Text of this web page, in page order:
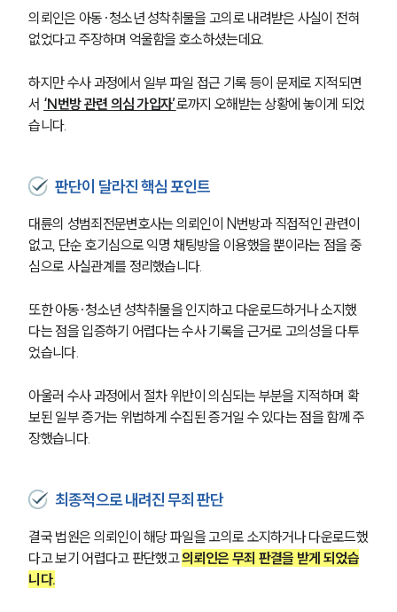
성범죄전문변호사
소식/자료
법률서식
세미나
대륜법률상담예약
대륜법률상담예약
의뢰인은 아동·청소년 성착취물을 고의로 내려받은 사실이 전혀
없었다고 주장하며 억울함을 호소하셨는데요.
하지만 수사 과정에서 일부 파일 접근 기록 등이 문제로 지적되면
서 ‘N번방 관련 의심 가입자’로까지 오해받는 상황에 놓이게 되었
습니다.
판단이 달라진 핵심 포인트
대륜의 성범죄전문변호사는 의뢰인이 N번방과 직접적인 관련이
없고, 단순 호기심으로 익명 채팅방을 이용했을 뿐이라는 점을 중
심으로 사실관계를 정리했습니다.
또한 아동·청소년 성착취물을 인지하고 다운로드하거나 소지했
다는 점을 입증하기 어렵다는 수사 기록을 근거로 고의성을 다투
었습니다.
아울러 수사 과정에서 절차 위반이 의심되는 부분을 지적하며 확
보된 일부 증거는 위법하게 수집된 증거일 수 있다는 점을 함께 주
장했습니다.
최종적으로 내려진 무죄 판단
결국 법원은 의뢰인이 해당 파일을 고의로 소지하거나 다운로드했
다고 보기 어렵다고 판단했고 의뢰인은 무죄 판결을 받게 되었습
니다.